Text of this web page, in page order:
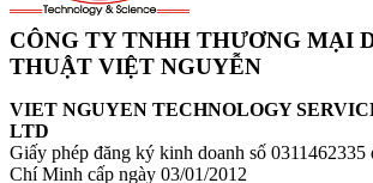
CÔNG TY TNHH THƯƠNG MẠI
THUẬT VIỆT NGUYỄN
VIET NGUYEN TECHNOLOGY
LTD
Giấy phép đăng ký kinh doanh số
Chí Minh cấp ngày 03/01/2012